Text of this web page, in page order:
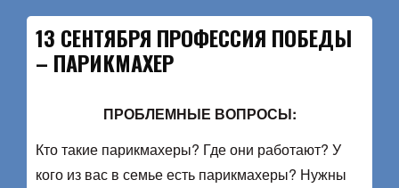
13 СЕНТЯБРЯ ПРОФЕССИЯ ПОБЕДЫ
– ПАРИКМАХЕР
ПРОБЛЕМНЫЕ ВОПРОСЫ:
Кто такие парикмахеры? Где они работают? У
кого из вас в семье есть парикмахеры? Нужны